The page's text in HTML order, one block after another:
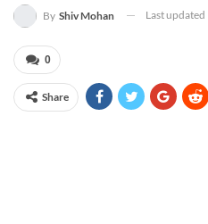
By Shiv Mohan Last updated
0
Share